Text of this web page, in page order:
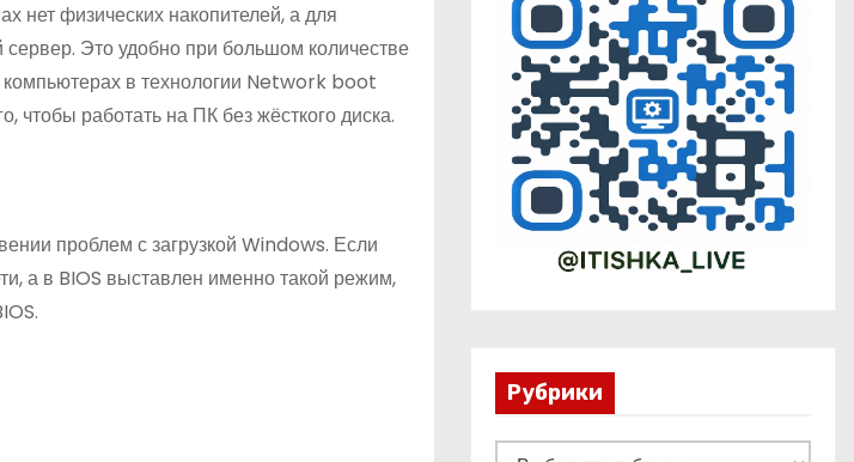
нет физических накопителей, а для
Это удобно при большом количестве
в технологии Network boot
чтобы работать на ПК без жёсткого диска.
проблем с загрузкой Windows. Если
а в BIOS выставлен именно такой режим,
Рубрики